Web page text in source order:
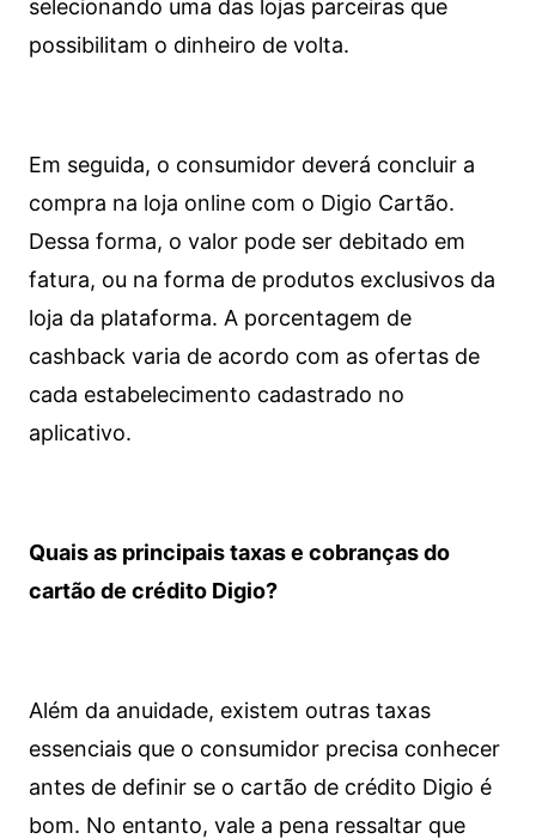
selecionando uma das lojas parceiras que
possibilitam o dinheiro de volta.
Em seguida, o consumidor deverá concluir a
compra na loja online com o Digio Cartão.
Dessa forma, o valor pode ser debitado em
fatura, ou na forma de produtos exclusivos da
loja da plataforma. A porcentagem de
cashback varia de acordo com as ofertas de
cada estabelecimento cadastrado no
aplicativo.
Quais as principais taxas e cobranças do
cartão de crédito Digio?
Além da anuidade, existem outras taxas
essenciais que o consumidor precisa conhecer
antes de definir se o cartão de crédito Digio é
bom. No entanto, vale a pena ressaltar que